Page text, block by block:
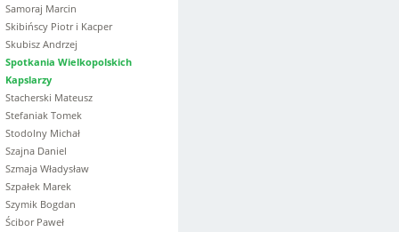
Samoraj Marcin
Skibińscy Piotr i Kacper
Skubisz Andrzej
Spotkania Wielkopolskich
Kapslarzy
Stacherski Mateusz
Stefaniak Tomek
Stodolny Michał
Szajna Daniel
Szmaja Władysław
Szpałek Marek
Szymik Bogdan
Ścibor Paweł